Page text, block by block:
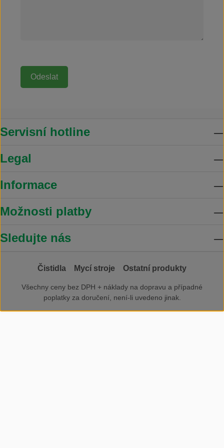
Servisní hotline
Legal
Informace
Možnosti platby
Sledujte nás
Čistidla Mycí stroje Ostatní produkty
Všechny ceny bez DPH + náklady na dopravu a případné
poplatky za doručení, není-li uvedeno jinak.